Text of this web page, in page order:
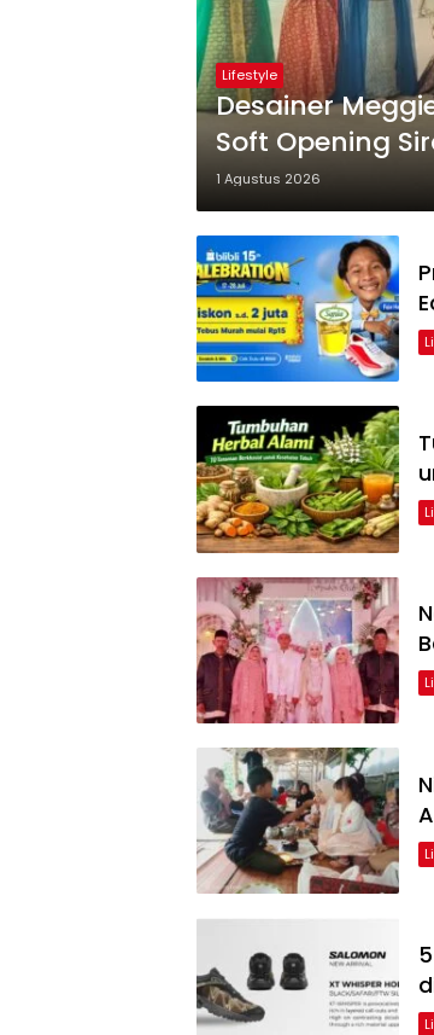
Lifestyle
Desainer
Soft Opening
1 Agustus 2026